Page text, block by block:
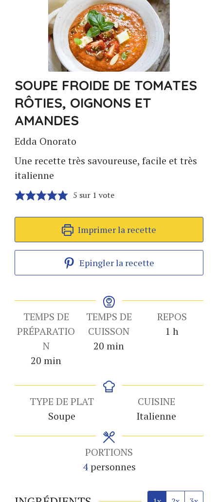
SOUPE FROIDE DE TOMATES
RÔTIES, OIGNONS ET
AMANDES
Edda Onorato
Une recette très savoureuse, facile et très
italienne
5 sur 1 vote
Imprimer la recette
Epingler la recette
TEMPS DE
PRÉPARATIO
N
20 minutes
min
TEMPS DE
CUISSON
20 minutes
min
REPOS
1 heure
h
TYPE DE PLAT
Soupe
CUISINE
Italienne
PORTIONS
4 personnes